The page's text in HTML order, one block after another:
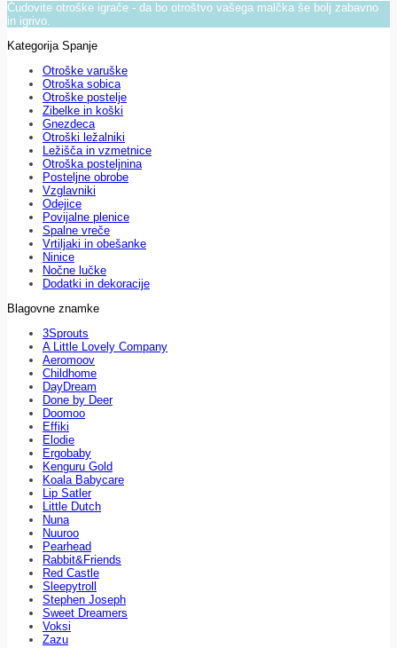
Čudovite otroške igrače - da bo otroštvo vašega malčka še bolj zabavno
in igrivo.
Kategorija Spanje
Otroške varuške
Otroška sobica
Otroške postelje
Zibelke in koški
Gnezdeca
Otroški ležalniki
Ležišča in vzmetnice
Otroška posteljnina
Posteljne obrobe
Vzglavniki
Odejice
Povijalne plenice
Spalne vreče
Vrtiljaki in obešanke
Ninice
Nočne lučke
Dodatki in dekoracije
Blagovne znamke
3Sprouts
A Little Lovely Company
Aeromoov
Childhome
DayDream
Done by Deer
Doomoo
Effiki
Elodie
Ergobaby
Kenguru Gold
Koala Babycare
Lip Satler
Little Dutch
Nuna
Nuuroo
Pearhead
Rabbit&Friends
Red Castle
Sleepytroll
Stephen Joseph
Sweet Dreamers
Voksi
Zazu